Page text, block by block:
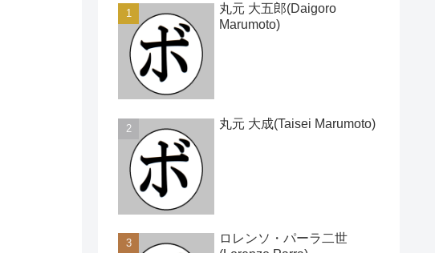
丸元 大五郎(Daigoro
Marumoto)
丸元 大成(Taisei Marumoto)
ロレンソ・パーラ二世